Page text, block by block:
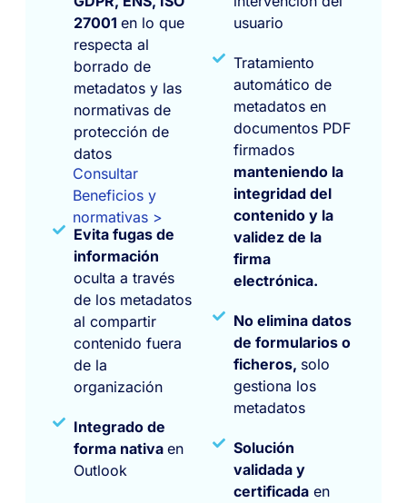
27001 en lo que
respecta al
borrado de
metadatos y las
normativas de
protección de
datos
Consultar
Beneficios y
normativas >
Evita fugas de
información
oculta a través
de los metadatos
al compartir
contenido fuera
de la
organización
Integrado de
forma nativa en
Outlook
usuario
Tratamiento
automático de
metadatos en
documentos PDF
firmados
manteniendo la
integridad del
contenido y la
validez de la
firma
electrónica.
No elimina datos
de formularios o
ficheros, solo
gestiona los
metadatos
Solución
validada y
certificadaen